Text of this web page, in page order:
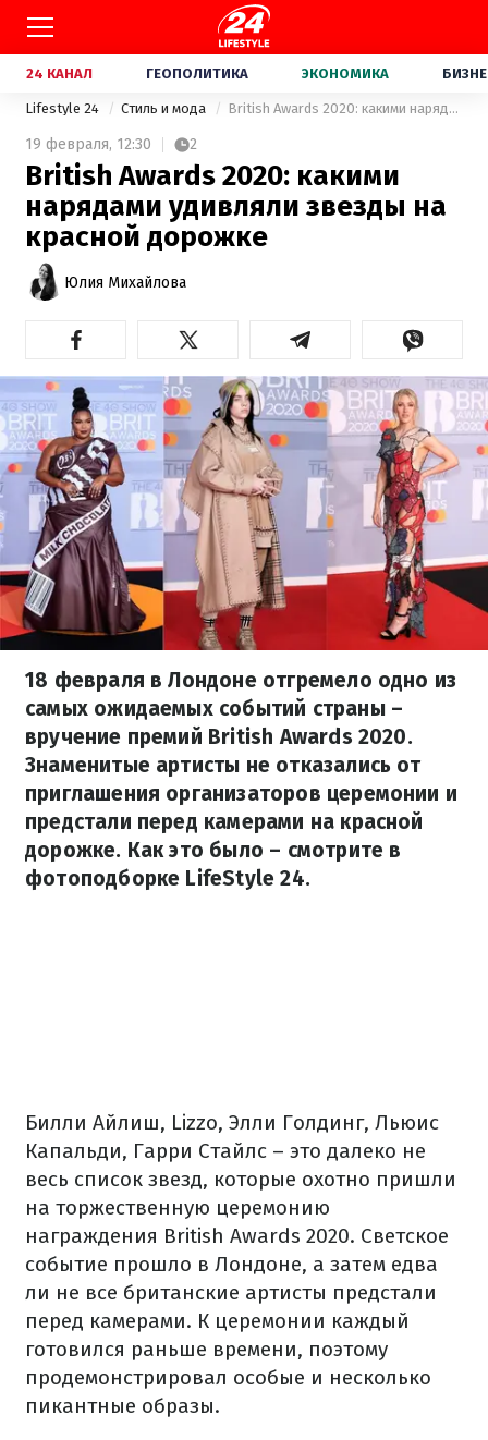
24 КАНАЛ ГЕОПОЛИТИКА ЭКОНОМИКА
Lifestyle 24 Стиль и мода British Awards 2020: какими нарядами удивляли звезды на красной дорожке
19 февраля, 12:30 2
British Awards 2020: какими
нарядами удивляли звезды на
красной дорожке
Юлия Михайлова
18 февраля в Лондоне отгремело одно из
самых ожидаемых событий страны –
вручение премий British Awards 2020.
Знаменитые артисты не отказались от
приглашения организаторов церемонии и
предстали перед камерами на красной
дорожке. Как это было – смотрите в
фотоподборке LifeStyle 24.
Билли Айлиш, Lizzo, Элли Голдинг, Льюис
Капальди, Гарри Стайлс – это далеко не
весь список звезд, которые охотно пришли
на торжественную церемонию
награждения British Awards 2020. Светское
событие прошло в Лондоне, а затем едва
ли не все британские артисты предстали
перед камерами. К церемонии каждый
готовился раньше времени, поэтому
продемонстрировал особые и несколько
пикантные образы.